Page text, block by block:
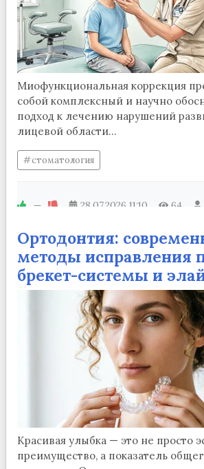
Миофункциональная коррекция
собой комплексный и научно
подход к лечению нарушений
лицевой области...
стоматология
— 28.07.2026 11:10 64
Ортодонтия:
методы исправления
брекет-системы и
Красивая улыбка — это не просто
преимущество, а показатель